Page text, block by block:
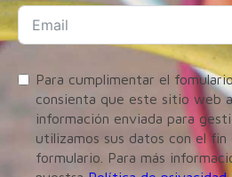
Para cumplimentar el
consienta que este sitio web
información enviada para
utilizamos sus datos con el
formulario. Para más